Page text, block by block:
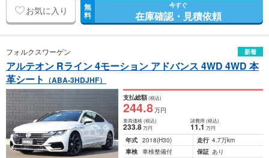
お気に入り 無
料
今すぐ
在庫確認・見積依頼
フォルクスワーゲン 新着
アルテオン Rライン 4モーション アドバンス 4WD 4WD 本
革シート （ABA-3HDJHF）
支払総額(税込)
244.8万円
車両価格(税込)
233.8万円
諸費用 (税込)
11.1 万円
年式 2018(H30) 走行 4.7万km
車検 車検整備付 保証 あり